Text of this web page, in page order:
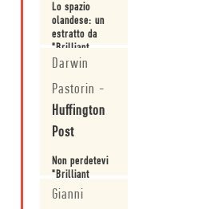
mondiale
persa nel
1974. Un libro
totale.
Lo spazio
olandese: un
estratto da
"Brilliant
Orange".
Darwin
Pastorin -
Huffington
Post
Non perdetevi
"Brilliant
Orange", è un
piccolo
Gianni